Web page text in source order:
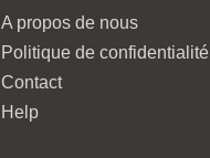
A propos de nous
Politique de confidentialité
Contact
Help